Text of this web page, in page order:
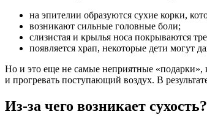
на эпителии образуются сухие корки,
возникают сильные головные боли;
слизистая и крылья носа покрываются
появляется храп, некоторые дети могут
Но и это еще не самые неприятные «подарки»,
и прогревать поступающий воздух. В
Из-за чего возникает сухость?